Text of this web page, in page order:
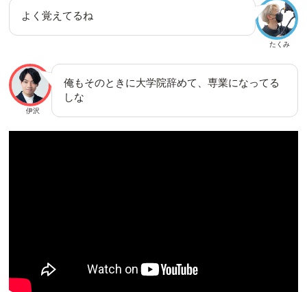
たくみ
よく覚えてるね
伊沢
俺もそのときに大学院辞めて、専業になってる
しな